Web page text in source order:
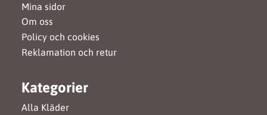
Mina sidor
Om oss
Policy och cookies
Reklamation och retur
Kategorier
Alla Kläder